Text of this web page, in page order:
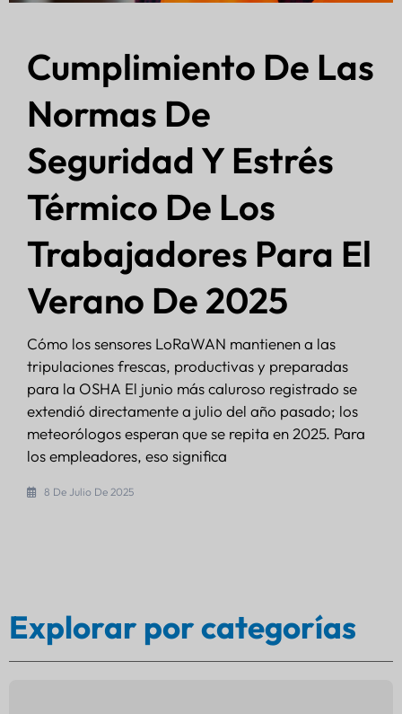
Cumplimiento De Las
Normas De
Seguridad Y Estrés
Térmico De Los
Trabajadores Para El
Verano De 2025
Cómo los sensores LoRaWAN mantienen a las
tripulaciones frescas, productivas y preparadas
para la OSHA El junio más caluroso registrado se
extendió directamente a julio del año pasado; los
meteorólogos esperan que se repita en 2025. Para
los empleadores, eso significa
8 De Julio De 2025
Explorar por categorías